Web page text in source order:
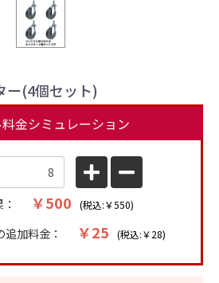
ー(4個セット)
金シミュレーション
￥500 (税込:￥550)
加料金： ￥25 (税込:￥28)